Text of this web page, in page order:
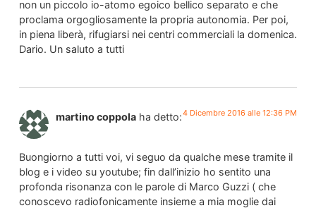
non un piccolo io-atomo egoico bellico separato e che
proclama orgogliosamente la propria autonomia. Per poi,
in piena liberà, rifugiarsi nei centri commerciali la domenica.
Dario. Un saluto a tutti
martino coppola ha detto:4 Dicembre 2016 alle 12:36 PM
Buongiorno a tutti voi, vi seguo da qualche mese tramite il
blog e i video su youtube; fin dall’inizio ho sentito una
profonda risonanza con le parole di Marco Guzzi ( che
conoscevo radiofonicamente insieme a mia moglie dai